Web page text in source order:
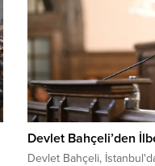
Devlet Bahçeli’den
Devlet Bahçeli,